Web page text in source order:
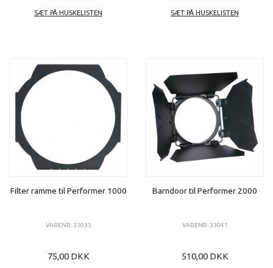
SÆT PÅ HUSKELISTEN SÆT PÅ HUSKELISTEN
Filter ramme til Performer 1000
VARENR: 33033
75,00 DKK
Barndoor til Performer 2000
VARENR: 33041
510,00 DKK